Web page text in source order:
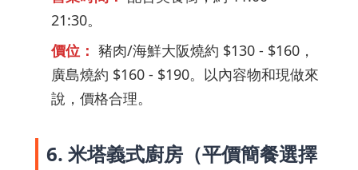
21:30。
價位： 豬肉/海鮮大阪燒約 $130 - $160，
廣島燒約 $160 - $190。以內容物和現做來
說，價格合理。
6. 米塔義式廚房（平價簡餐選擇